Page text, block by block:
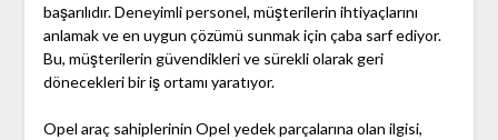
başarılıdır. Deneyimli personel, müşterilerin ihtiyaçlarını
anlamak ve en uygun çözümü sunmak için çaba sarf ediyor.
Bu, müşterilerin güvendikleri ve sürekli olarak geri
dönecekleri bir iş ortamı yaratıyor.
Opel araç sahiplerinin Opel yedek parçalarına olan ilgisi,